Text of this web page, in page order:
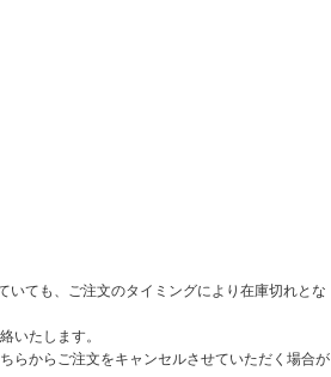
ても、ご注文のタイミングにより在庫切れとな
いたします。
らからご注文をキャンセルさせていただく場合が